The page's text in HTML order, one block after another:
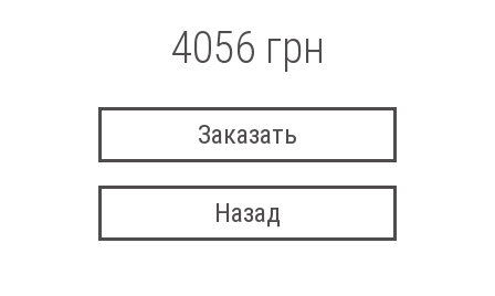
4056 грн
Заказать
Назад